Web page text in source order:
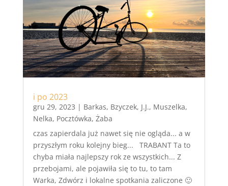
i po 2023
gru 29, 2023 | Barkas, Bzyczek, J.J., Muszelka,
Nelka, Pocztówka, Żaba
czas zapierdala już nawet się nie ogląda... a w
przyszłym roku kolejny bieg... TRABANT Ta to
chyba miała najlepszy rok ze wszystkich... Z
przebojami, ale pojawiła się to tu, to tam
Warka, Zdwórz i lokalne spotkania zaliczone 🙂